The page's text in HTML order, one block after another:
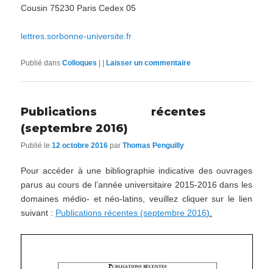
Cousin 75230 Paris Cedex 05
lettres.sorbonne-universite.fr
Publié dans Colloques | |Laisser un commentaire
Publications récentes
(septembre 2016)
Publié le12 octobre 2016 parThomas Penguilly
Pour accéder à une bibliographie indicative des ouvrages
parus au cours de l’année universitaire 2015-2016 dans les
domaines médio- et néo-latins, veuillez cliquer sur le lien
suivant : Publications récentes (septembre 2016).